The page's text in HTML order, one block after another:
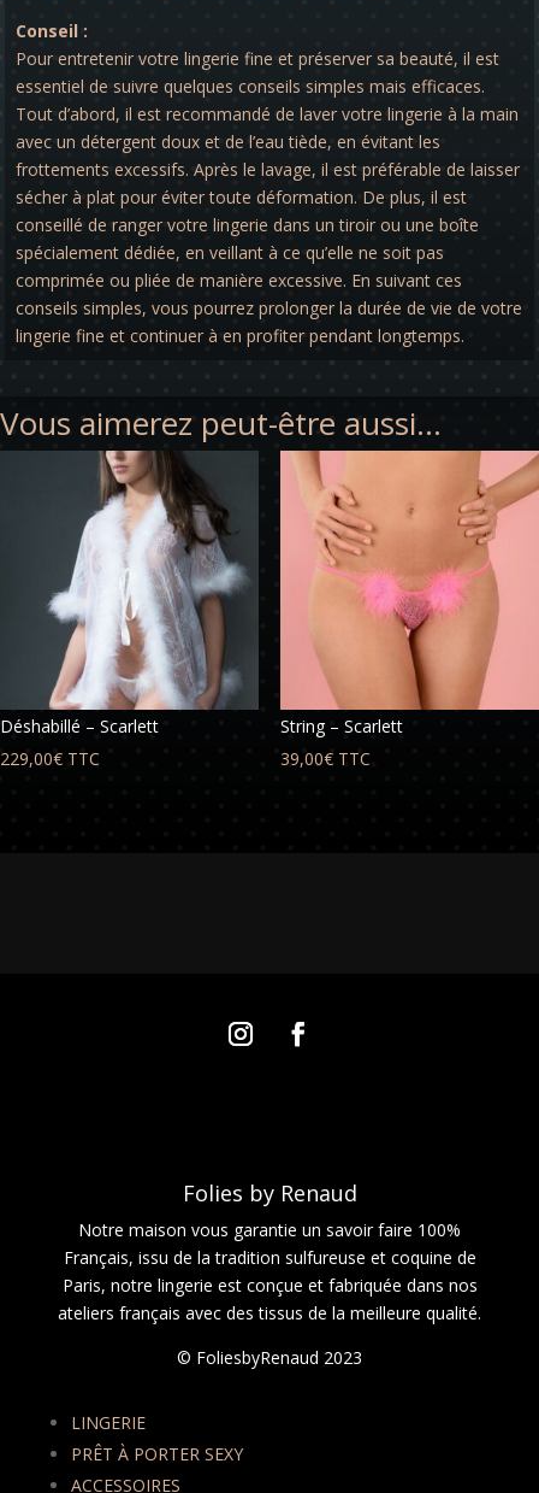
Conseil :
Pour entretenir votre lingerie fine et préserver sa beauté, il est
essentiel de suivre quelques conseils simples mais efficaces.
Tout d’abord, il est recommandé de laver votre lingerie à la main
avec un détergent doux et de l’eau tiède, en évitant les
frottements excessifs. Après le lavage, il est préférable de laisser
sécher à plat pour éviter toute déformation. De plus, il est
conseillé de ranger votre lingerie dans un tiroir ou une boîte
spécialement dédiée, en veillant à ce qu’elle ne soit pas
comprimée ou pliée de manière excessive. En suivant ces
conseils simples, vous pourrez prolonger la durée de vie de votre
lingerie fine et continuer à en profiter pendant longtemps.
Vous aimerez peut-être aussi…
Déshabillé – Scarlett
229,00€ TTC
String – Scarlett
39,00€ TTC
Folies by Renaud
Notre maison vous garantie un savoir faire 100%
Français, issu de la tradition sulfureuse et coquine de
Paris, notre lingerie est conçue et fabriquée dans nos
ateliers français avec des tissus de la meilleure qualité.
© FoliesbyRenaud 2023
LINGERIE
PRÊT À PORTER SEXY
ACCESSOIRES